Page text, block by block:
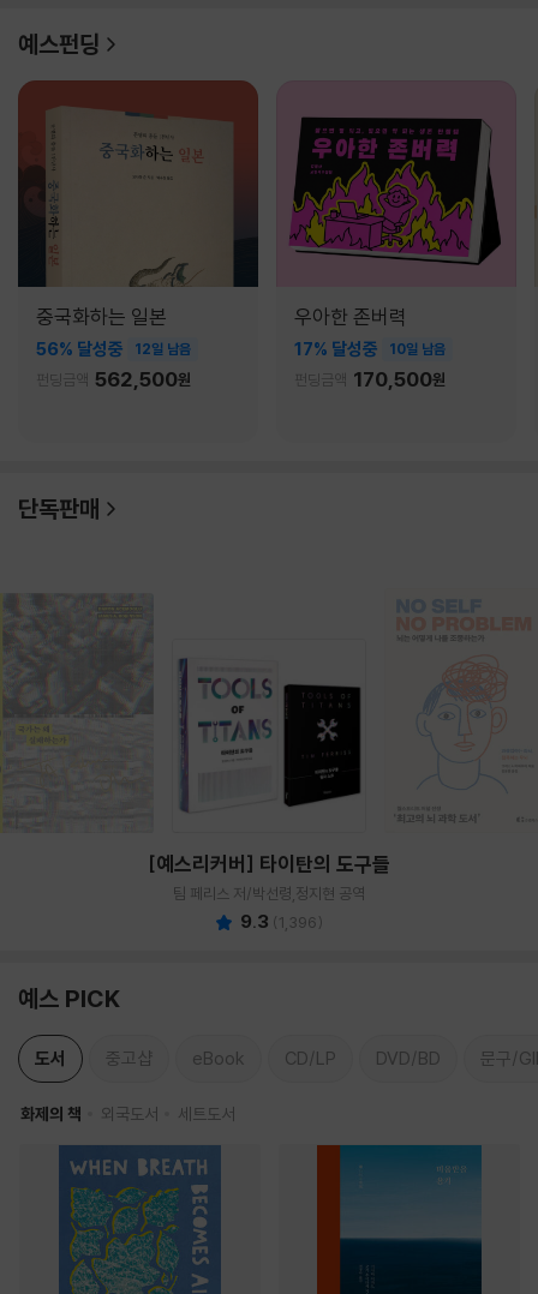
예스펀딩
중국화하는 일본
56% 달성중 12일 남음
펀딩금액 562,500원
우아한 존버력
17% 달성중 10일 남음
펀딩금액 170,500원
단독판매
[예스리커버] 타이탄의 도구들
팀 페리스 저/박선령,정지현 공역
9.3 (1,396)
예스 PICK
도서 중고샵 eBook CD/LP DVD/BD 문구/
화제의 책 외국도서 세트도서